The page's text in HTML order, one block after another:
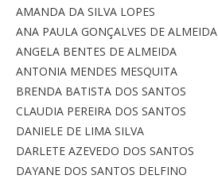
AMANDA DA SILVA LOPES
ANA PAULA GONÇALVES DE ALMEIDA
ANGELA BENTES DE ALMEIDA
ANTONIA MENDES MESQUITA
BRENDA BATISTA DOS SANTOS
CLAUDIA PEREIRA DOS SANTOS
DANIELE DE LIMA SILVA
DARLETE AZEVEDO DOS SANTOS
DAYANE DOS SANTOS DELFINO